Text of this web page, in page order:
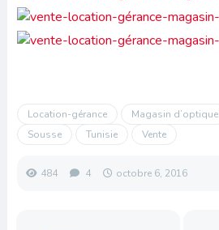
Location-gérance Magasin d’optique
Sousse
Tunisie Vente
484 4 octobre 6, 2016